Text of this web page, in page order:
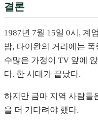
결론
1987년 7월 15일 0시, 계
밤, 타이완의 거리에는
수많은 가정이 TV 앞에
다. 한 시대가 끝났다.
하지만 금마 지역 사람들
을 더 기다려야 했다.